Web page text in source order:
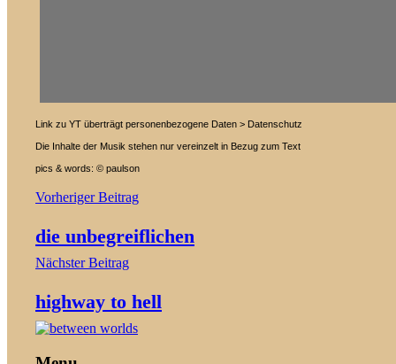
Link zu YT überträgt personenbezogene Daten > Datenschutz
Die Inhalte der Musik stehen nur vereinzelt in Bezug zum Text
pics & words: © paulson
Beitragsnavigation
Vorheriger Beitrag
die unbegreiflichen
Nächster Beitrag
highway to hell